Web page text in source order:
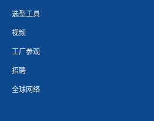
选型工具
视频
工厂参观
招聘
全球网络